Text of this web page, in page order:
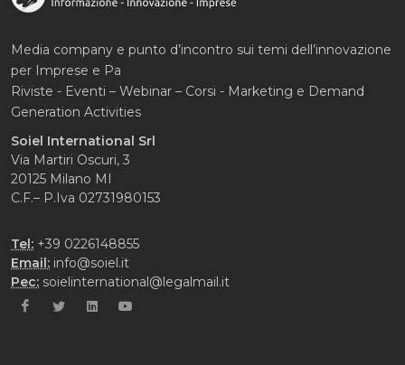
Media company e punto d’incontro sui temi dell’innovazione
per Imprese e Pa
Riviste - Eventi – Webinar – Corsi - Marketing e Demand
Generation Activities
Soiel International Srl
Via Martiri Oscuri, 3
20125 Milano MI
C.F.– P.Iva 02731980153
Tel: +39 0226148855
Email: info@soiel.it
Pec: soielinternational@legalmail.it